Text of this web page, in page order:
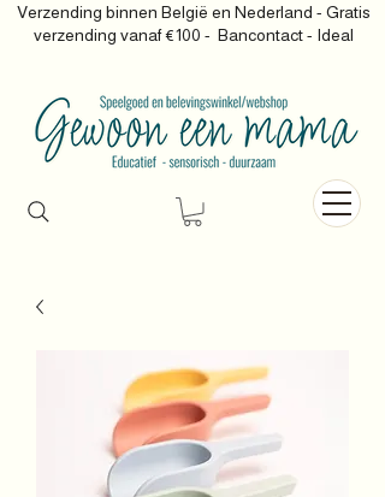
Verzending binnen België en Nederland - Gratis
verzending vanaf €100 - Bancontact - Ideal